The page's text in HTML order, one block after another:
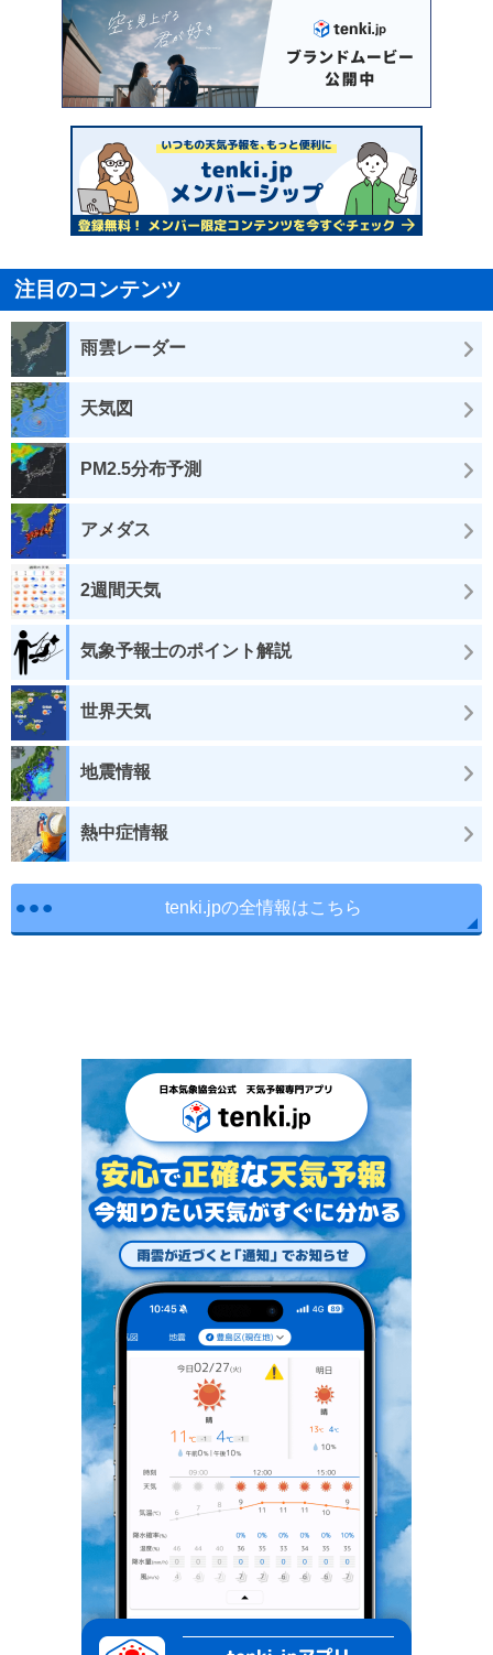
注目のコンテンツ
雨雲レーダー
天気図
PM2.5分布予測
アメダス
2週間天気
気象予報士のポイント解説
世界天気
地震情報
熱中症情報
tenki.jpの全情報はこちら